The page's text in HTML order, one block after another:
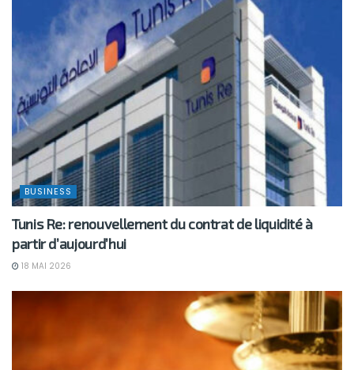
BUSINESS
Tunis Re: renouvellement du contrat de liquidité à
partir d’aujourd’hui
18 MAI 2026